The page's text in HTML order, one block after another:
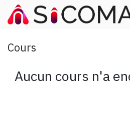
Se rendre au contenu
Cours
Aucun cours n'a